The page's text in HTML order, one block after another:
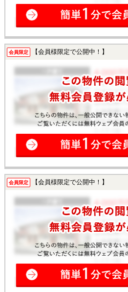
会員限定 【会員様限定で公開中！】
会員限定 【会員様限定で公開中！】